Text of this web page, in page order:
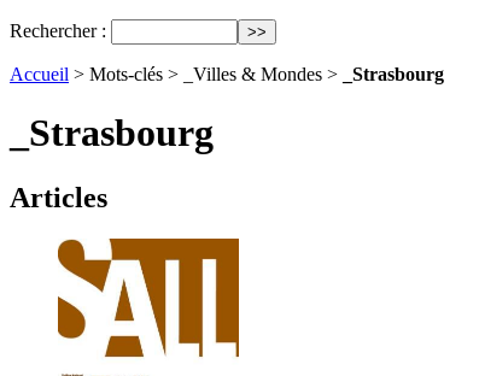
Rechercher :
Accueil > Mots-clés > _Villes & Mondes > _Strasbourg
_Strasbourg
Articles